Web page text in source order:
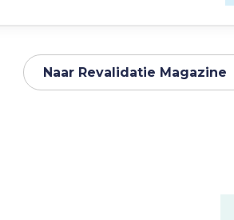
Naar Revalidatie Magazine